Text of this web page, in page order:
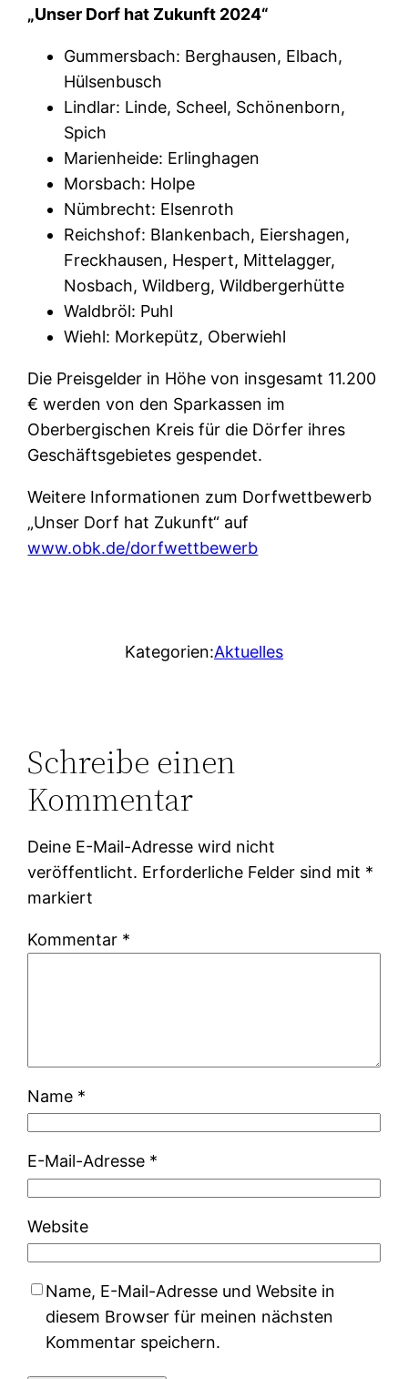
„Unser Dorf hat Zukunft 2024“
Gummersbach: Berghausen, Elbach,
Hülsenbusch
Lindlar: Linde, Scheel, Schönenborn,
Spich
Marienheide: Erlinghagen
Morsbach: Holpe
Nümbrecht: Elsenroth
Reichshof: Blankenbach, Eiershagen,
Freckhausen, Hespert, Mittelagger,
Nosbach, Wildberg, Wildbergerhütte
Waldbröl: Puhl
Wiehl: Morkepütz, Oberwiehl
Die Preisgelder in Höhe von insgesamt 11.200
€ werden von den Sparkassen im
Oberbergischen Kreis für die Dörfer ihres
Geschäftsgebietes gespendet.
Weitere Informationen zum Dorfwettbewerb
„Unser Dorf hat Zukunft“ auf
www.obk.de/dorfwettbewerb
Kategorien:Aktuelles
Schreibe einen
Kommentar
Deine E-Mail-Adresse wird nicht
veröffentlicht. Erforderliche Felder sind mit *
markiert
Kommentar *
Name *
E-Mail-Adresse *
Website
Name, E-Mail-Adresse und Website in
diesem Browser für meinen nächsten
Kommentar speichern.